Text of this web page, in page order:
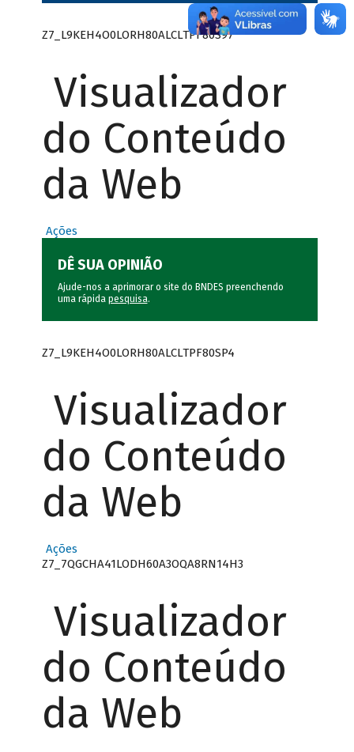
Z7_L9KEH4O0LORH80ALCLTPF80S97
Visualizador
do Conteúdo
da Web
Ações
DÊ SUA OPINIÃO
Ajude-nos a aprimorar o site do BNDES preenchendo
uma rápida pesquisa.
Z7_L9KEH4O0LORH80ALCLTPF80SP4
Visualizador
do Conteúdo
da Web
Ações
Z7_7QGCHA41LODH60A3OQA8RN14H3
Visualizador
do Conteúdo
da Web